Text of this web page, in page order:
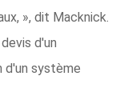
», dit Macknick.
d'un
d'un système